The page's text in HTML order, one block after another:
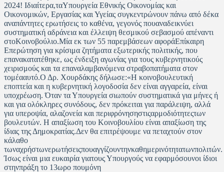
2024! Ιδιαίτερα,ταΥπουργεία Εθνικής Οικονομίας και
Οικονομικών, Εργασίας και Υγείας συγκεντρώνουν πάνω από δέκα
αναπάντητες ερωτήσεις το καθένα, γεγονός πουαναδεικνύει
συστηματική αδράνεια και έλλειψη θεσμικού σεβασμού απέναντι
στοΚοινοβούλιο.Μία εκ των 55 παρεμβάσεων αφοράΕπίκαιρη
Επερώτηση για κρίσιμα ζητήματα εξωτερικής πολιτικής, που
επανακατατέθηκε, ως ένδειξη αγωνίας για τους κυβερνητικούς
χειρισμούς και τα επαναλαμβανόμενα στραβοπατήματα στον
τομέααυτό.Ο Δρ. Χουρδάκης δήλωσε:«Η κοινοβουλευτική
εποπτεία και η κυβερνητική λογοδοσία δεν είναι αγγαρεία, είναι
υποχρέωση. Όταν τα Υπουργεία σιωπούν συστηματικά για μήνες ή
και για ολόκληρες συνόδους, δεν πρόκειται για παράλειψη, αλλά
για υπεροψία, αλαζονεία και περιφρόνησηστιςαρμοδιότητεςτων
βουλευτών. Η απαξίωση του Κοινοβουλίου είναι απαξίωση της
ίδιας της Δημοκρατίας.Δεν θα επιτρέψουμε να πεταχτούν στον
κάλαθο
τωναχρήστωνερωτήσειςπουαγγίζουντηνκαθημερινότητατωνπολιτών.
Ίσως είναι μια ευκαιρία γιατους Υπουργούς να εφαρμόσουνοι ίδιοι
στηνπράξη το 13ωρο πουμόνη